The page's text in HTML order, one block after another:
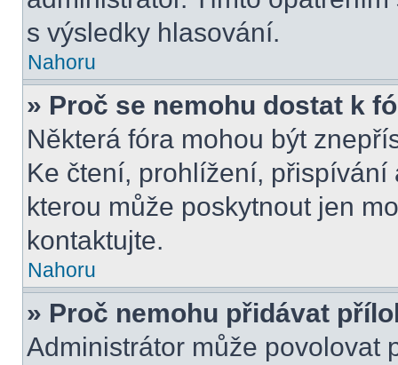
s výsledky hlasování.
Nahoru
» Proč se nemohu dostat k
Některá fóra mohou být
Ke čtení, prohlížení,
kterou může poskytnout jen
kontaktujte.
Nahoru
» Proč nemohu přidávat
Administrátor může povolovat